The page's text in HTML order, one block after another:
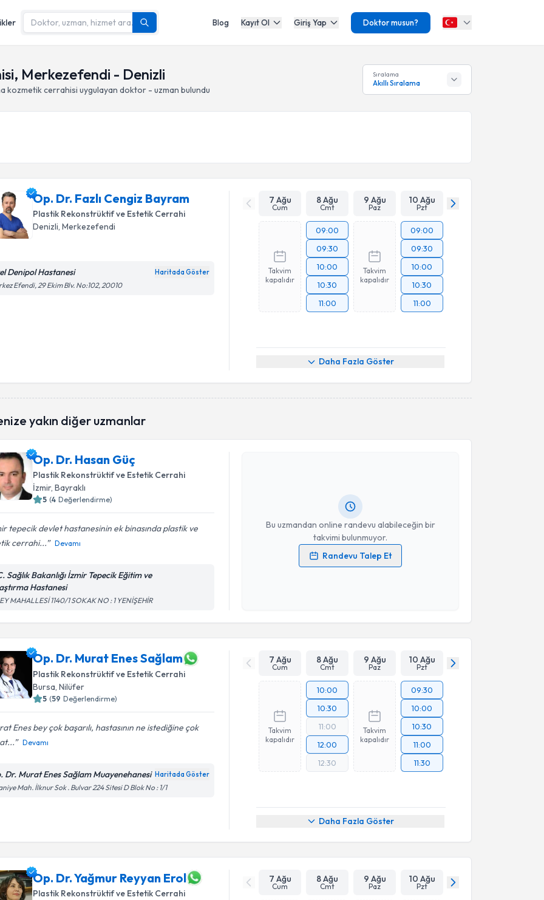
Blog Kayıt Ol Giriş Yap Doktor musun?
Merkezefendi - Denizli
kozmetik cerrahisi uygulayan doktor - uzman bulundu
Sıralama
Akıllı Sıralama
Op. Dr. Fazlı Cengiz Bayram
Plastik Rekonstrüktif ve Estetik Cerrahi
Denizli, Merkezefendi
Denipol Hastanesi Haritada Göster
Efendi, 29 Ekim Blv. No:102, 20010
7 Ağu
Cum
8 Ağu
Cmt
9 Ağu
Paz
10 Ağu
Pzt
Takvim
kapalıdır
09:00
09:30
10:00
10:30
11:00
Takvim
kapalıdır
09:00
09:30
10:00
10:30
11:00
Daha Fazla Göster
yakın diğer uzmanlar
Op. Dr. Hasan Güç
Plastik Rekonstrüktif ve Estetik Cerrahi
İzmir, Bayraklı
5 (4 Değerlendirme)
tepecik devlet hastanesinin ek binasında plastik ve
cerrahi...
Devamı
Sağlık Bakanlığı İzmir Tepecik Eğitim ve
Hastanesi
MAHALLESİ 1140/1 SOKAK NO : 1 YENİŞEHİR
Bu uzmandan online randevu alabileceğin bir
takvimi bulunmuyor.
Randevu Talep Et
Kişisel verilerimin işlenmesine ilişkinAydınlatma Metni
Op. Dr. Murat Enes Sağlam
Plastik Rekonstrüktif ve Estetik Cerrahi
Bursa , Nilüfer
5 (59 Değerlendirme)
Enes bey çok başarılı, hastasının ne istediğine çok
Devamı
Dr. Murat Enes Sağlam Muayenehanesi Haritada Göster
Mah. İlknur Sok . Bulvar 224 Sitesi D Blok No : 1/1
7 Ağu
Cum
8 Ağu
Cmt
9 Ağu
Paz
10 Ağu
Pzt
Takvim
kapalıdır
10:00
10:30
11:00
12:00
12:30
Takvim
kapalıdır
09:30
10:00
10:30
11:00
11:30
Daha Fazla Göster
Op. Dr. Yağmur Reyyan Erol
Plastik Rekonstrüktif ve Estetik Cerrahi
7 Ağu
Cum
8 Ağu
Cmt
9 Ağu
Paz
10 Ağu
Pzt